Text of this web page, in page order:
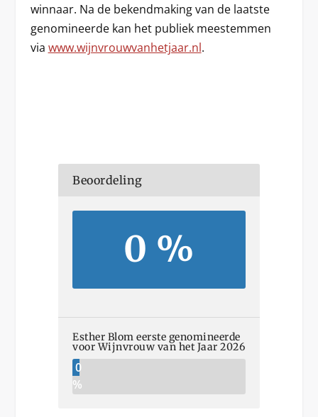
winnaar. Na de bekendmaking van de laatste
genomineerde kan het publiek meestemmen
via www.wijnvrouwvanhetjaar.nl.
Beoordeling
0 %
Esther Blom eerste genomineerde
voor Wijnvrouw van het Jaar 2026
0
%